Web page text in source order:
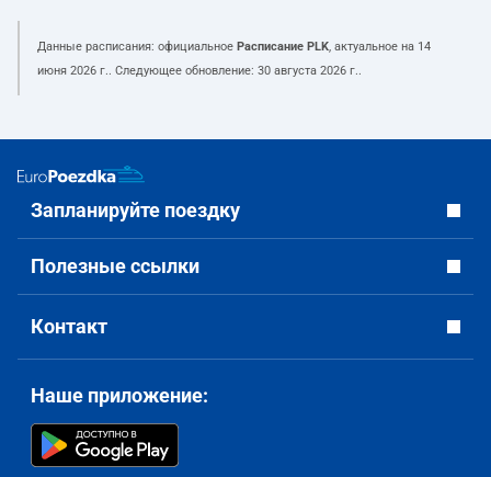
Данные расписания: официальное Расписание PLK, актуальное на 14
июня 2026 г.. Следующее обновление: 30 августа 2026 г..
Запланируйте поездку
Полезные ссылки
Контакт
Наше приложение: